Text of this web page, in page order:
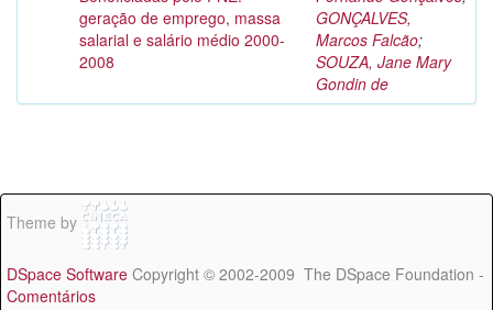
geração de emprego, massa
salarial e salário médio 2000-
2008
GONÇALVES,
Marcos Falcão;
SOUZA, Jane Mary
Gondin de
Theme by
DSpace Software Copyright © 2002-2009 The DSpace Foundation -
Comentários